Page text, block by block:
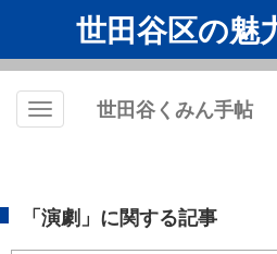
世田谷区の魅
Toggle
世田谷くみん手帖
「演劇」に関する記事